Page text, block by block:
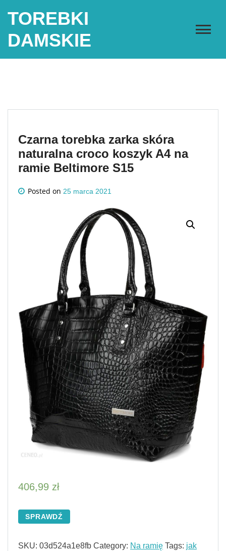
TOREBKI
DAMSKIE
Czarna torebka zarka skóra
naturalna croco koszyk A4 na
ramie Beltimore S15
Posted on 25 marca 2021
406,99 zł
SPRAWDŹ
SKU: 03d524a1e8fb Category: Na ramię Tags: jak